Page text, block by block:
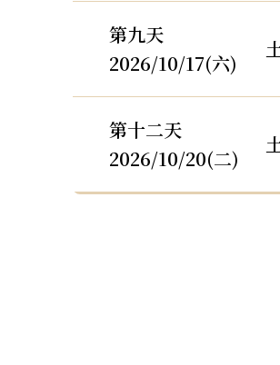
第九天
2026/10/17(六)
第十二天
2026/10/20(二)